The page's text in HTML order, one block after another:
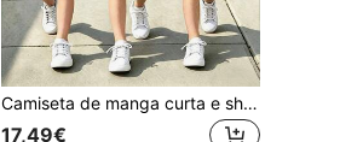
Camiseta de manga curta e shorts com cordão para menino com estampa de desenho animado.
17,49€